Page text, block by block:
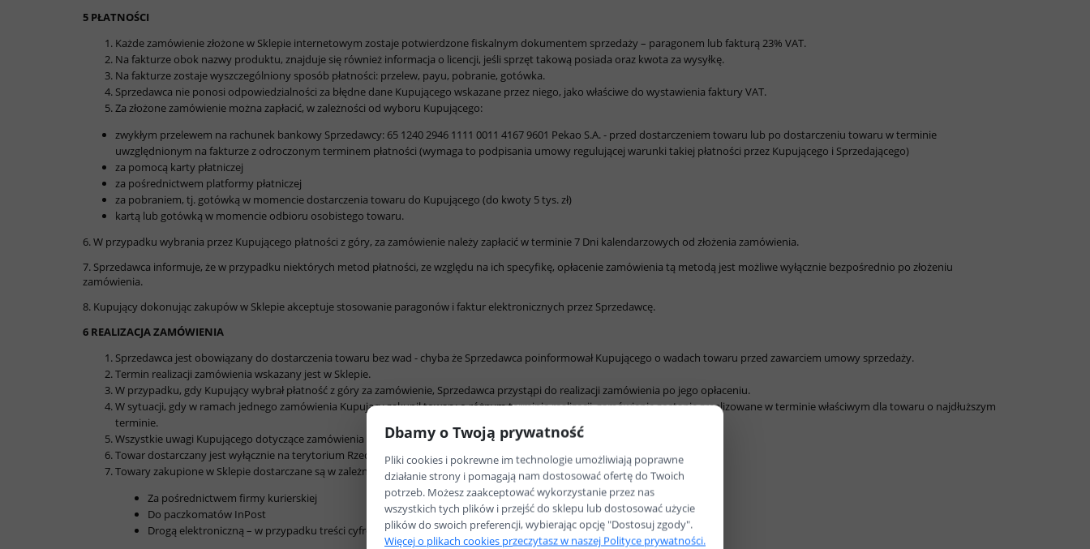
5 PŁATNOŚCI
Każde zamówienie złożone w Sklepie internetowym zostaje potwierdzone fiskalnym dokumentem sprzedaży – paragonem lub fakturą 23% VAT.
Na fakturze obok nazwy produktu, znajduje się również informacja o licencji, jeśli sprzęt takową posiada oraz kwota za wysyłkę.
Na fakturze zostaje wyszczególniony sposób płatności: przelew, payu, pobranie, gotówka.
Sprzedawca nie ponosi odpowiedzialności za błędne dane Kupującego wskazane przez niego, jako właściwe do wystawienia faktury VAT.
Za złożone zamówienie można zapłacić, w zależności od wyboru Kupującego:
zwykłym przelewem na rachunek bankowy Sprzedawcy: 65 1240 2946 1111 0011 4167 9601 Pekao S.A. - przed dostarczeniem towaru lub po dostarczeniu towaru w terminie
uwzględnionym na fakturze z odroczonym terminem płatności (wymaga to podpisania umowy regulującej warunki takiej płatności przez Kupującego i Sprzedającego)
za pomocą karty płatniczej
za pośrednictwem platformy płatniczej
za pobraniem, tj. gotówką w momencie dostarczenia towaru do Kupującego (do kwoty 5 tys. zł)
kartą lub gotówką w momencie odbioru osobistego towaru.
6. W przypadku wybrania przez Kupującego płatności z góry, za zamówienie należy zapłacić w terminie 7 Dni kalendarzowych od złożenia zamówienia.
7. Sprzedawca informuje, że w przypadku niektórych metod płatności, ze względu na ich specyfikę, opłacenie zamówienia tą metodą jest możliwe wyłącznie bezpośrednio po złożeniu
zamówienia.
8. Kupujący dokonując zakupów w Sklepie akceptuje stosowanie paragonów i faktur elektronicznych przez Sprzedawcę.
6 REALIZACJA ZAMÓWIENIA
Sprzedawca jest obowiązany do dostarczenia towaru bez wad - chyba że Sprzedawca poinformował Kupującego o wadach towaru przed zawarciem umowy sprzedaży.
Termin realizacji zamówienia wskazany jest w Sklepie.
W przypadku, gdy Kupujący wybrał płatność z góry za zamówienie, Sprzedawca przystąpi do realizacji zamówienia po jego opłaceniu.
W sytuacji, gdy w ramach jednego zamówienia Kupujący zakupił towary o różnym terminie realizacji, zamówienie zostanie zrealizowane w terminie właściwym dla towaru o najdłuższym
terminie.
Wszystkie uwagi Kupującego dotyczące zamówienia powinny znaleźć się w stosownej rubryce.
Towar dostarczany jest wyłącznie na terytorium Rzeczypospolitej Polskiej.
Towary zakupione w Sklepie dostarczane są w zależności od tego jaką metodę dostawy wybrał Kupujący:
Za pośrednictwem firmy kurierskiej
Do paczkomatów InPost
Drogą elektroniczną – w przypadku treści cyfrowych
Dbamy o Twoją prywatność
Pliki cookies i pokrewne im technologie umożliwiają poprawne
działanie strony i pomagają nam dostosować ofertę do Twoich
potrzeb. Możesz zaakceptować wykorzystanie przez nas
wszystkich tych plików i przejść do sklepu lub dostosować użycie
plików do swoich preferencji, wybierając opcję "Dostosuj zgody".
Więcej o plikach cookies przeczytasz w naszej Polityce prywatności.